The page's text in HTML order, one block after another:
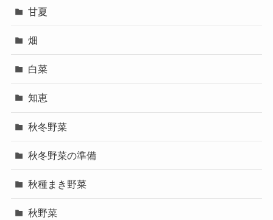
甘夏
畑
白菜
知恵
秋冬野菜
秋冬野菜の準備
秋種まき野菜
秋野菜